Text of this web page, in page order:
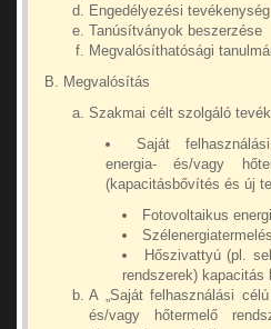
Engedélyezési tevékenység
Tanúsítványok beszerzése
Megvalósíthatósági
B. Megvalósítás
Szakmai célt szolgáló
Saját
energia- és/vagy
(kapacitásbővítés és új
Fotovoltaikus
Szélenergiatermelés
Hőszivattyú (pl.
rendszerek) kapacitás
A „Saját felhasználási
és/vagy hőtermelő